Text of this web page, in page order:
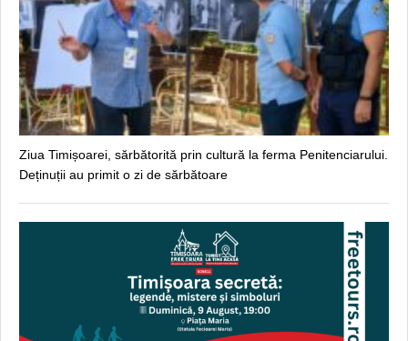
Ziua Timișoarei, sărbătorită prin cultură la ferma Penitenciarului.
Deținuții au primit o zi de sărbătoare